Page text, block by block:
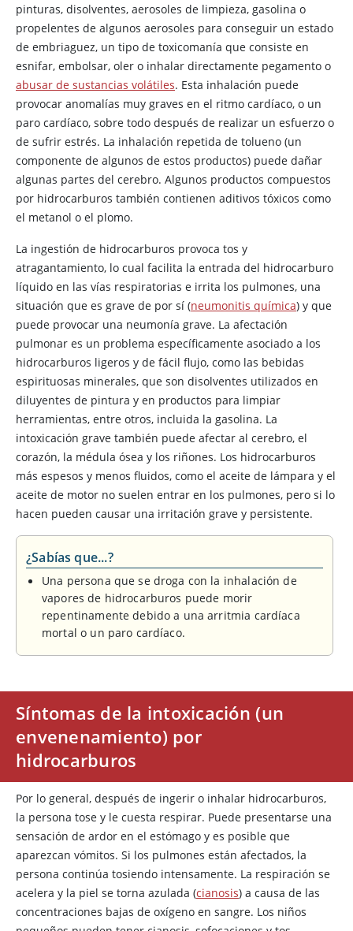
pinturas, disolventes, aerosoles de limpieza, gasolina o
propelentes de algunos aerosoles para conseguir un estado
de embriaguez, un tipo de toxicomanía que consiste en
esnifar, embolsar, oler o inhalar directamente pegamento o
abusar de sustancias volátiles. Esta inhalación puede
provocar anomalías muy graves en el ritmo cardíaco, o un
paro cardíaco, sobre todo después de realizar un esfuerzo o
de sufrir estrés. La inhalación repetida de tolueno (un
componente de algunos de estos productos) puede dañar
algunas partes del cerebro. Algunos productos compuestos
por hidrocarburos también contienen aditivos tóxicos como
el metanol o el plomo.
La ingestión de hidrocarburos provoca tos y
atragantamiento, lo cual facilita la entrada del hidrocarburo
líquido en las vías respiratorias e irrita los pulmones, una
situación que es grave de por sí (neumonitis química) y que
puede provocar una neumonía grave. La afectación
pulmonar es un problema específicamente asociado a los
hidrocarburos ligeros y de fácil flujo, como las bebidas
espirituosas minerales, que son disolventes utilizados en
diluyentes de pintura y en productos para limpiar
herramientas, entre otros, incluida la gasolina. La
intoxicación grave también puede afectar al cerebro, el
corazón, la médula ósea y los riñones. Los hidrocarburos
más espesos y menos fluidos, como el aceite de lámpara y el
aceite de motor no suelen entrar en los pulmones, pero si lo
hacen pueden causar una irritación grave y persistente.
¿Sabías que...?
Una persona que se droga con la inhalación de
vapores de hidrocarburos puede morir
repentinamente debido a una arritmia cardíaca
mortal o un paro cardíaco.
Síntomas de la intoxicación (un
envenenamiento) por
hidrocarburos
Por lo general, después de ingerir o inhalar hidrocarburos,
la persona tose y le cuesta respirar. Puede presentarse una
sensación de ardor en el estómago y es posible que
aparezcan vómitos. Si los pulmones están afectados, la
persona continúa tosiendo intensamente. La respiración se
acelera y la piel se torna azulada (cianosis) a causa de las
concentraciones bajas de oxígeno en sangre. Los niños